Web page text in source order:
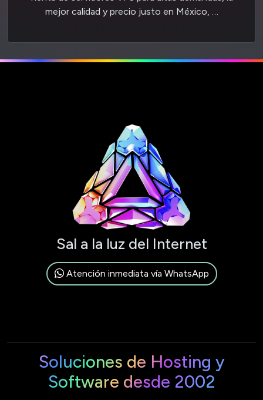
mejor calidad y precio justo en México, …
Sal a la luz del Internet
Atención inmediata vía WhatsApp
Soluciones de Hosting y
Software desde 2002